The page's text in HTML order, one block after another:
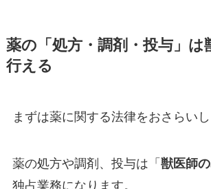
薬の「処方・調剤・投与」は
行える
まずは薬に関する法律をおさらいし
薬の処方や調剤、投与は「 獣医師
独占業務になります。